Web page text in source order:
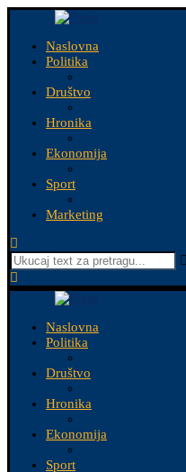
Naslovna
Politika
Društvo
Hronika
Ekonomija
Sport
Marketing
Naslovna
Politika
Društvo
Hronika
Ekonomija
Sport